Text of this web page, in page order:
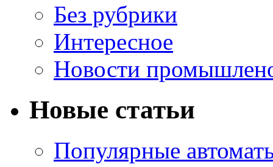
Без рубрики
Интересное
Новости
Новые статьи
Популярные